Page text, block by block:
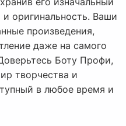
оригинальность. Ваши
произведения,
даже на самого
Боту Профи,
творчества и
в любое время и